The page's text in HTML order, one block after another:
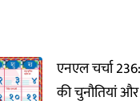
एनएल चर्चा
की चुनौतियां और